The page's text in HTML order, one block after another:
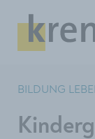
BILDUNG